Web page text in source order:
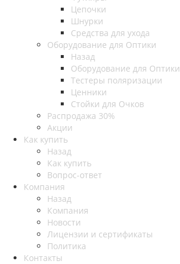
Цепочки
Шнурки
Средства для ухода
Оборудование для Оптики
Назад
Оборудование для Оптики
Тестеры поляризации
Ценники
Стойки для Очков
Распродажа 30%
Акции
Как купить
Назад
Как купить
Вопрос-ответ
Компания
Назад
Компания
Новости
Лицензии и сертификаты
Политика
Контакты